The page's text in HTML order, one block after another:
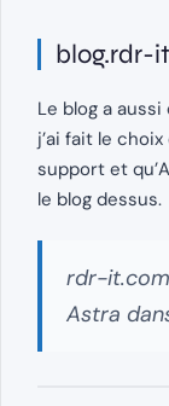
blog.rdr-
Le blog a
j’ai fait le
support et
le blog dessus.
rdr-
Astra